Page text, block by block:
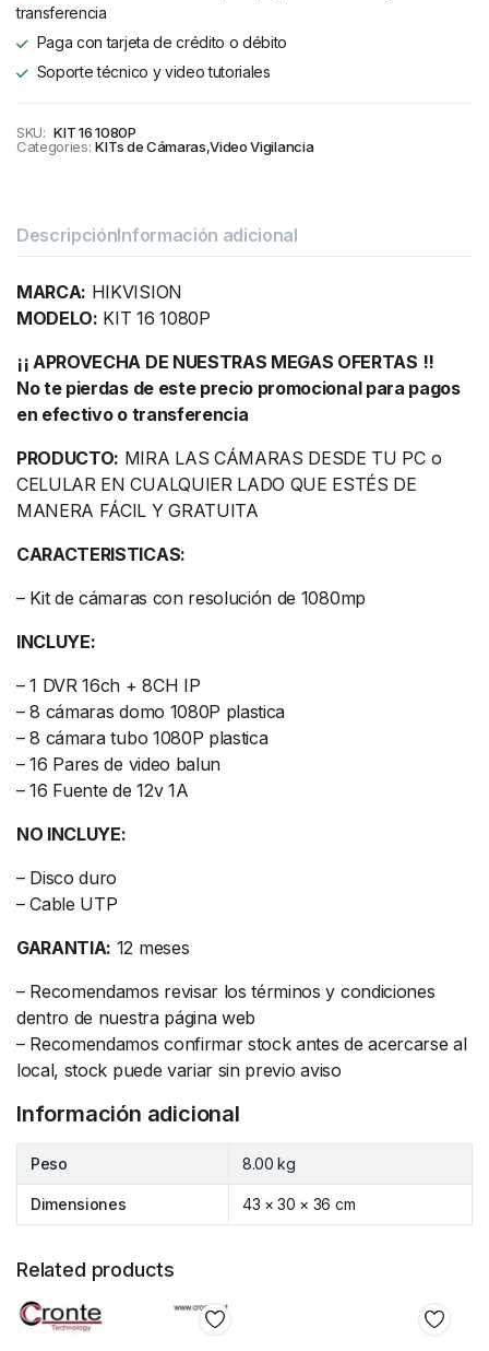
transferencia
Paga con tarjeta de crédito o débito
Soporte técnico y video tutoriales
SKU: KIT 16 1080P
Categories: KITs de Cámaras,Video Vigilancia
DescripciónInformación adicional
MARCA: HIKVISION
MODELO: KIT 16 1080P
¡¡ APROVECHA DE NUESTRAS MEGAS OFERTAS !!
No te pierdas de este precio promocional para pagos
en efectivo o transferencia
PRODUCTO: MIRA LAS CÁMARAS DESDE TU PC o
CELULAR EN CUALQUIER LADO QUE ESTÉS DE
MANERA FÁCIL Y GRATUITA
CARACTERISTICAS:
– Kit de cámaras con resolución de 1080mp
INCLUYE:
– 1 DVR 16ch + 8CH IP
– 8 cámaras domo 1080P plastica
– 8 cámara tubo 1080P plastica
– 16 Pares de video balun
– 16 Fuente de 12v 1A
NO INCLUYE:
– Disco duro
– Cable UTP
GARANTIA: 12 meses
– Recomendamos revisar los términos y condiciones
dentro de nuestra página web
– Recomendamos confirmar stock antes de acercarse al
local, stock puede variar sin previo aviso
Información adicional
Peso 8.00 kg
Dimensiones 43 × 30 × 36 cm
Related products